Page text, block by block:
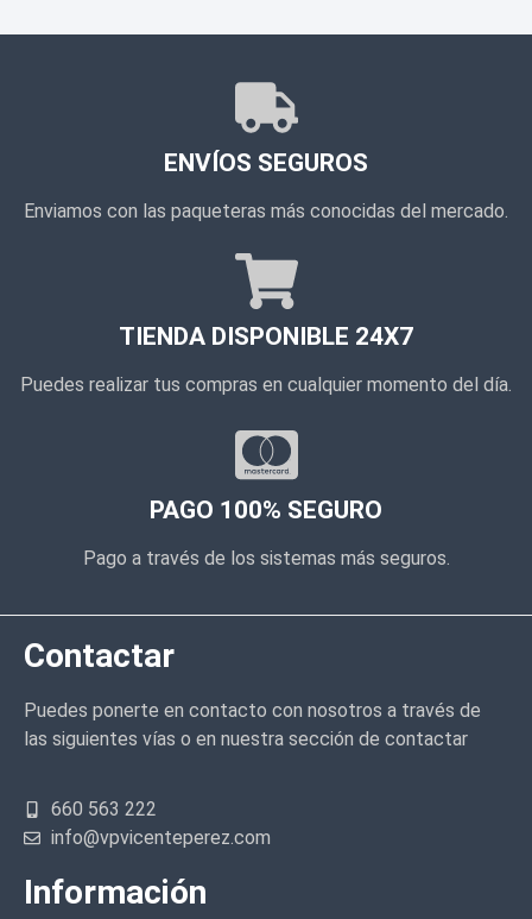
ENVÍOS SEGUROS
Enviamos con las paqueteras más conocidas del mercado.
TIENDA DISPONIBLE 24X7
Puedes realizar tus compras en cualquier momento del día.
PAGO 100% SEGURO
Pago a través de los sistemas más seguros.
Contactar
Puedes ponerte en contacto con nosotros a través de
las siguientes vías o en nuestra sección de contactar
660 563 222
info@vpvicenteperez.com
Información